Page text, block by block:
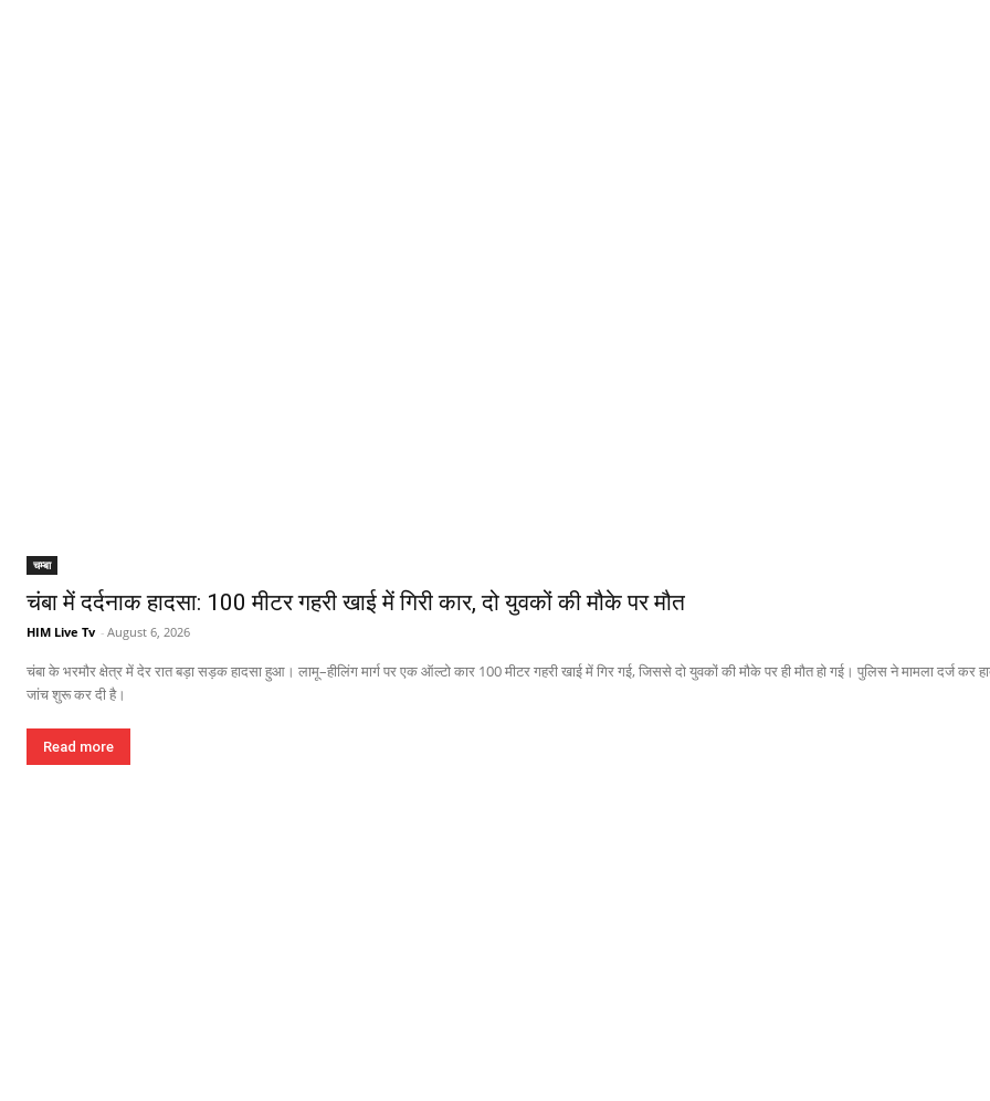
चम्बा
चंबा में दर्दनाक हादसा: 100 मीटर गहरी खाई में गिरी कार, दो युवकों की मौके पर मौत
HIM Live Tv - August 6, 2026
चंबा के भरमौर क्षेत्र में देर रात बड़ा सड़क हादसा हुआ। लामू–हीलिंग मार्ग पर एक ऑल्टो कार 100 मीटर गहरी खाई में गिर गई, जिससे दो युवकों की मौके पर ही मौत हो गई। पुलिस ने मामला दर्ज कर
जांच शुरू कर दी है।
Read more